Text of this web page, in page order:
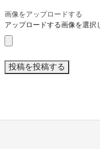
画像をアップロードする
アップロードする画像を選択